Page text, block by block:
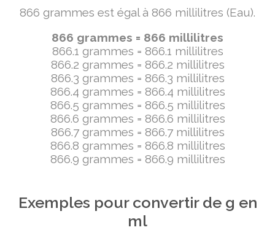
866 grammes est égal à 866 millilitres (Eau).
866 grammes = 866 millilitres
866.1 grammes = 866.1 millilitres
866.2 grammes = 866.2 millilitres
866.3 grammes = 866.3 millilitres
866.4 grammes = 866.4 millilitres
866.5 grammes = 866.5 millilitres
866.6 grammes = 866.6 millilitres
866.7 grammes = 866.7 millilitres
866.8 grammes = 866.8 millilitres
866.9 grammes = 866.9 millilitres
Exemples pour convertir de g en
ml